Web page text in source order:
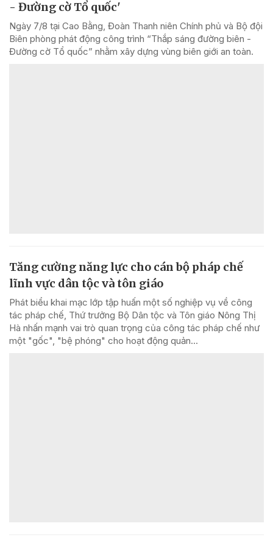
- Đường cờ Tổ quốc'
Ngày 7/8 tại Cao Bằng, Đoàn Thanh niên Chính phủ và Bộ đội
Biên phòng phát động công trình “Thắp sáng đường biên -
Đường cờ Tổ quốc” nhằm xây dựng vùng biên giới an toàn.
Tăng cường năng lực cho cán bộ pháp chế
lĩnh vực dân tộc và tôn giáo
Phát biểu khai mạc lớp tập huấn một số nghiệp vụ về công
tác pháp chế, Thứ trưởng Bộ Dân tộc và Tôn giáo Nông Thị
Hà nhấn mạnh vai trò quan trọng của công tác pháp chế như
một "gốc", "bệ phóng" cho hoạt động quản...